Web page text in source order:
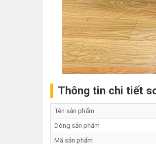
Thông tin chi tiết
Tên sản phẩm
Dòng sản phẩm
Mã sản phẩm